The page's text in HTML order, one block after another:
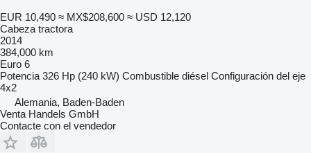
EUR 10,490 ≈ MX$208,600 ≈ USD 12,120
Cabeza tractora
2014
384,000 km
Euro 6
Potencia 326 Hp (240 kW) Combustible diésel Configuración del eje
4x2
Alemania, Baden-Baden
Venta Handels GmbH
Contacte con el vendedor